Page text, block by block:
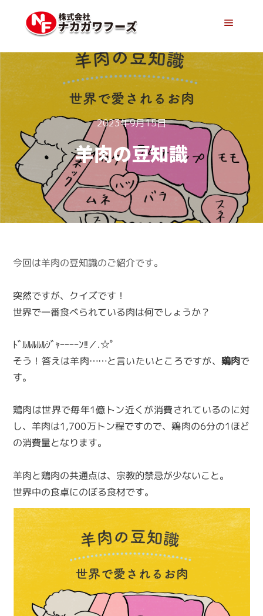
2023年9月15日
羊肉の豆知識
今回は羊肉の豆知識のご紹介です。
突然ですが、クイズです！
世界で一番食べられている肉は何でしょうか？
ﾄﾞﾙﾙﾙﾙﾙｼﾞｬｰｰｰｰﾝ!!／.☆ﾟ
そう！答えは羊肉……と言いたいところですが、鶏肉で
す。
鶏肉は世界で毎年1億トン近くが消費されているのに対
し、羊肉は1,700万トン程ですので、鶏肉の6分の1ほど
の消費量となります。
羊肉と鶏肉の共通点は、宗教的禁忌が少ないこと。
世界中の食卓にのぼる食材です。